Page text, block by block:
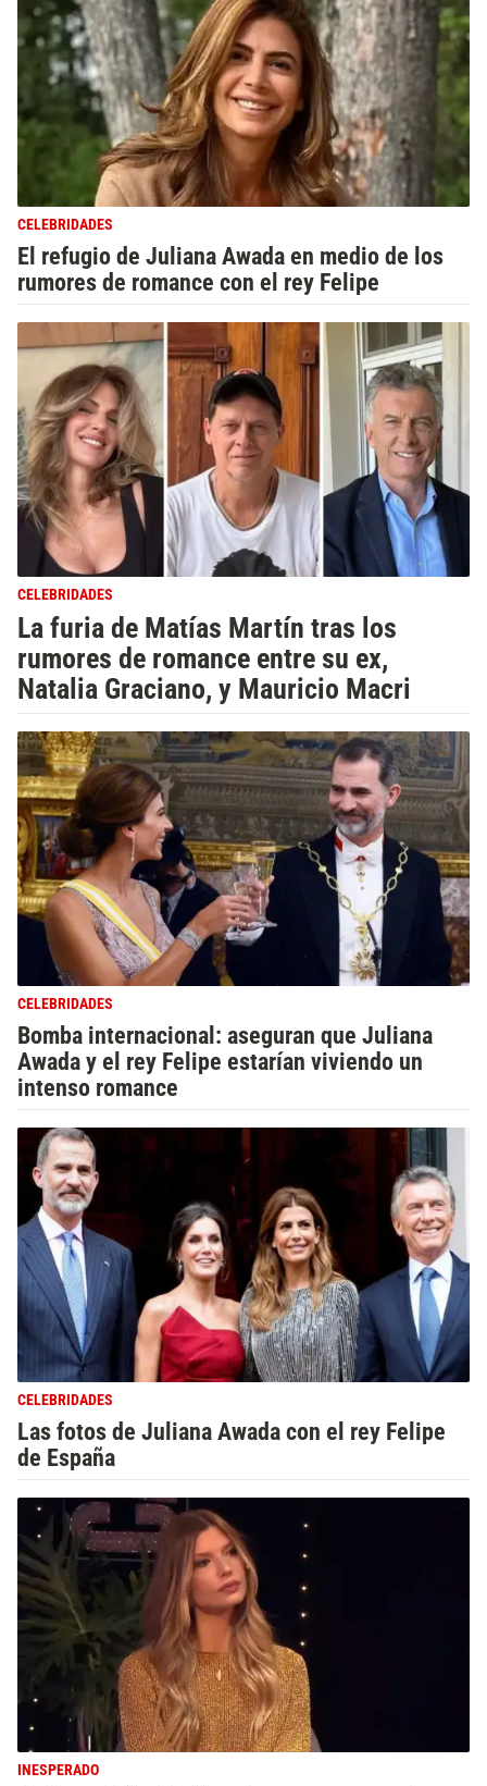
CELEBRIDADES
El refugio de Juliana Awada en medio de los
rumores de romance con el rey Felipe
CELEBRIDADES
La furia de Matías Martín tras los
rumores de romance entre su ex,
Natalia Graciano, y Mauricio Macri
CELEBRIDADES
Bomba internacional: aseguran que Juliana
Awada y el rey Felipe estarían viviendo un
intenso romance
CELEBRIDADES
Las fotos de Juliana Awada con el rey Felipe
de España
INESPERADO